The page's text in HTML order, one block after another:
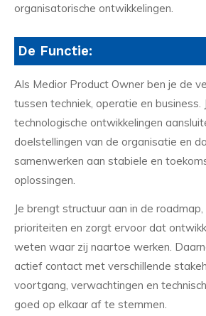
organisatorische ontwikkelingen.
De Functie:
Als Medior Product Owner ben je de
tussen techniek, operatie en
technologische ontwikkelingen
doelstellingen van de organisatie en
samenwerken aan stabiele en
oplossingen.
Je brengt structuur aan in de
prioriteiten en zorgt ervoor dat
weten waar zij naartoe werken.
actief contact met verschillende
voortgang, verwachtingen en
goed op elkaar af te stemmen.